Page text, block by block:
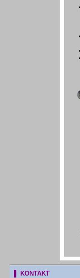
▌ KONTAKT